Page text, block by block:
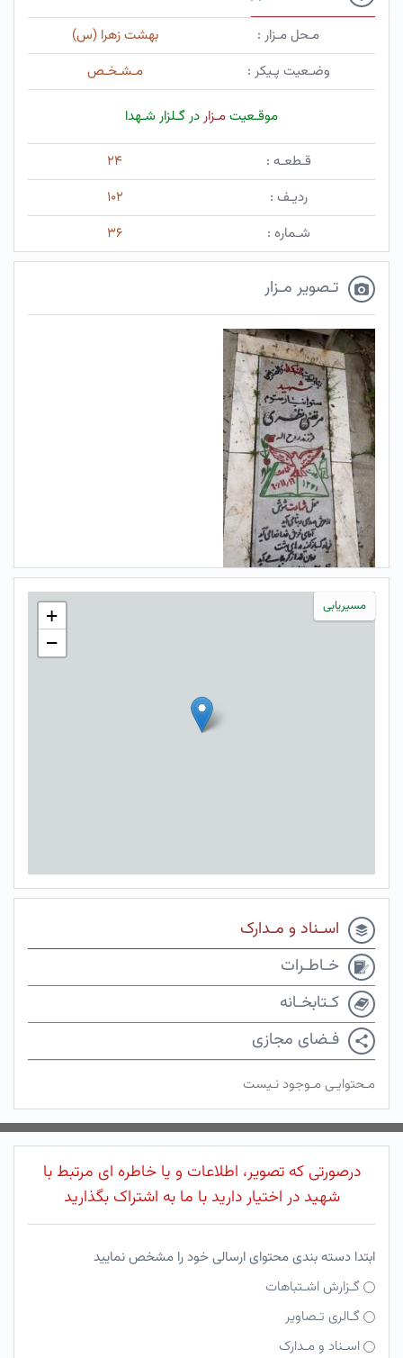
مـحل مـزار :
بهشت زهرا (س)
وضـعیت پـیکر :
مـشـخـص
موقـعیتمـزاردر گـلزار شـهدا
قـطعـه :
۲۴
ردیـف :
۱۰۲
شـماره :
۳۶
تـصویر مـزار
مسیریابی
+
−
اسـناد و مـدارک
خـاطـرات
کـتابخـانه
فـضای مجازی
مـحتوایـی مـوجود نـیست
درصورتی که تصویر، اطلاعات و یا خاطره ای مرتبط با
شهید در اختیار دارید با ما به اشتراک بگذارید
ابتدا دسته بندی محتوای ارسالی خود را مشخص نمایید
گـزارش اشـتباهات
گـالری تـصاویر
اسـناد و مـدارک